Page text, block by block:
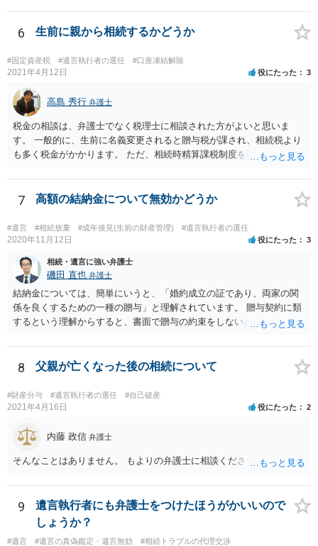
6 生前に親から相続するかどうか
#固定資産税 #遺言執行者の選任 #口座凍結解除
2021年4月12日 役にたった 3
高島 秀行 弁護士
税金の相談は、弁護士でなく税理士に相談された方がよいと思いま
す。 一般的に、生前に名義変更されると贈与税が課され、相続税より
も多く税金がかかります。 ただ、相続時精算課税制度を取れば、実質
ういう場合にどれくらい税金がかかるか計算してもらって どういう方
針を取るか決められたらよいと思います。
7 高額の結納金について無効かどうか
#遺言 #相続放棄 #成年後見(生前の財産管理) #遺言執行者の選任
2020年11月12日 役にたった 3
相続・遺言に強い弁護士
磯田 直也 弁護士
結納金については、簡単にいうと、「婚約成立の証であり、両家の関
係を良くするための一種の贈与」と理解されています。 贈与契約に類
するという理解からすると、書面で贈与の約束をしないと相手方は支
ことは困難です。 くれぐれも今後お気をつけください。 弁護士に対応
を依頼されるのも悪くはありませんが、感情的な理由が強いと思いま
8 父親が亡くなった後の相続について
#財産分与 #遺言執行者の選任 #自己破産
2021年4月16日 役にたった 2
内藤 政信 弁護士
そんなことはありません。 もよりの弁護士に相談ください。
9
遺言執行者にも弁護士をつけたほうがかいいので
しょうか？
#遺言 #遺言の真偽鑑定・遺言無効
#相続トラブルの代理交渉